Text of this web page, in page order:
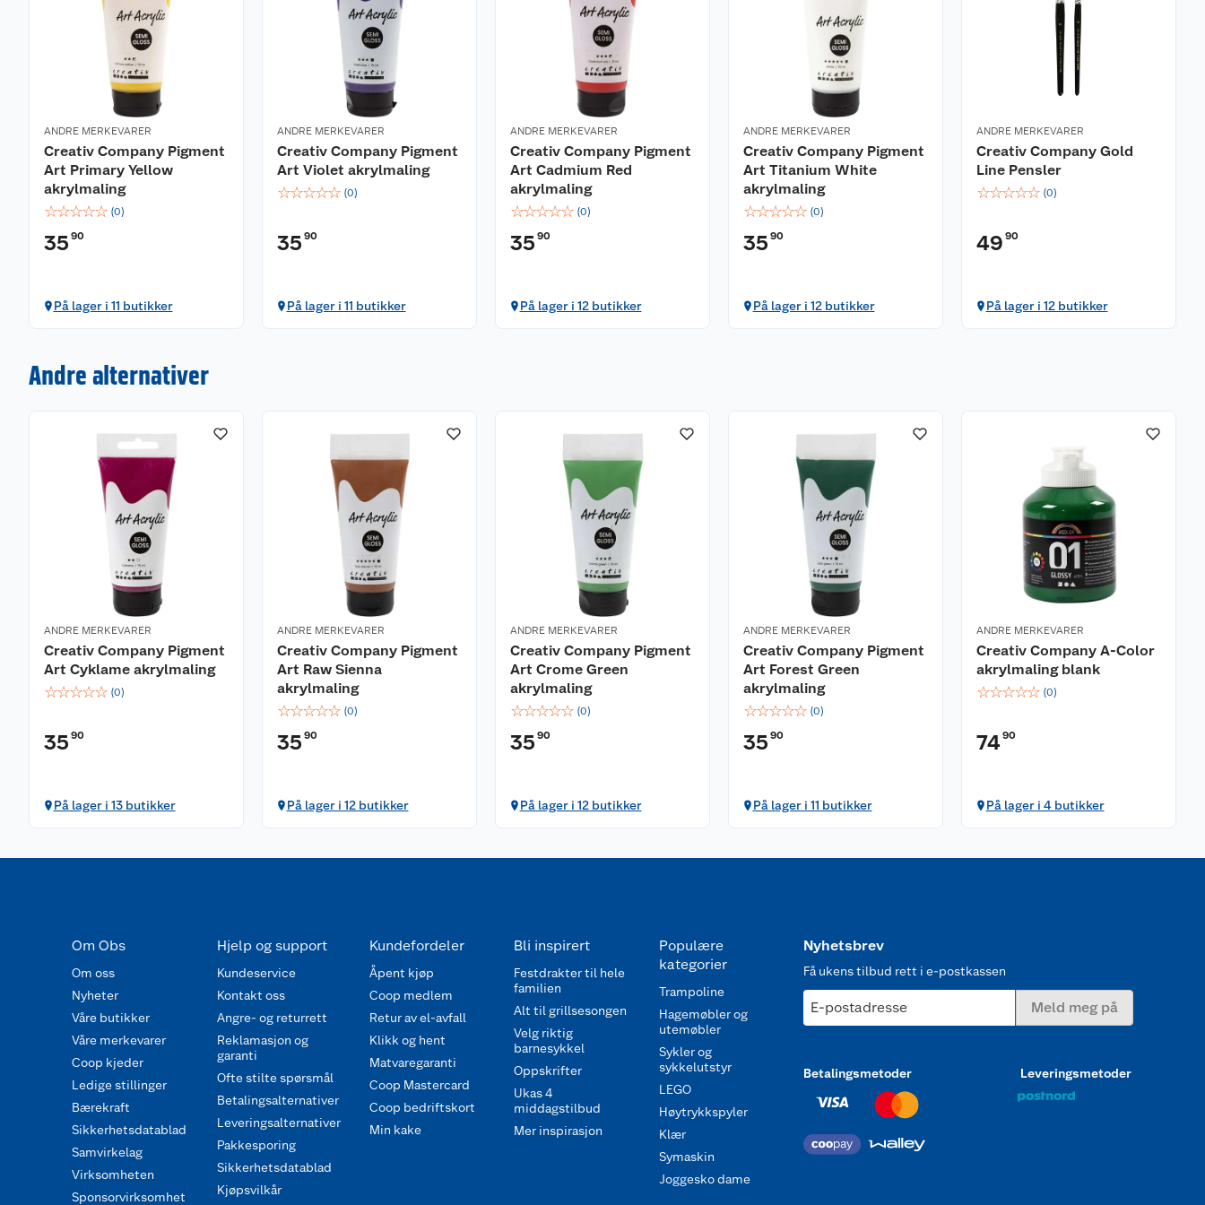
ANDRE MERKEVARER
Creativ Company Pigment
Art Primary Yellow
akrylmaling
☆☆☆☆☆ (0)
35 90
På lager i 11 butikker
ANDRE MERKEVARER
Creativ Company Pigment
Art Violet akrylmaling
☆☆☆☆☆ (0)
35 90
På lager i 11 butikker
ANDRE MERKEVARER
Creativ Company Pigment
Art Cadmium Red
akrylmaling
☆☆☆☆☆ (0)
35 90
På lager i 12 butikker
ANDRE MERKEVARER
Creativ Company Pigment
Art Titanium White
akrylmaling
☆☆☆☆☆ (0)
35 90
På lager i 12 butikker
ANDRE MERKEVARER
Creativ Company Gold
Line Pensler
☆☆☆☆☆ (0)
49 90
På lager i 12 butikker
Andre alternativer
ANDRE MERKEVARER
Creativ Company Pigment
Art Cyklame akrylmaling
☆☆☆☆☆ (0)
35 90
På lager i 13 butikker
ANDRE MERKEVARER
Creativ Company Pigment
Art Raw Sienna
akrylmaling
☆☆☆☆☆ (0)
35 90
På lager i 12 butikker
ANDRE MERKEVARER
Creativ Company Pigment
Art Crome Green
akrylmaling
☆☆☆☆☆ (0)
35 90
På lager i 12 butikker
ANDRE MERKEVARER
Creativ Company Pigment
Art Forest Green
akrylmaling
☆☆☆☆☆ (0)
35 90
På lager i 11 butikker
ANDRE MERKEVARER
Creativ Company A-Color
akrylmaling blank
☆☆☆☆☆ (0)
7490
På lager i 4 butikker
Om Obs
Om oss
Nyheter
Våre butikker
Våre merkevarer
Coop kjeder
Ledige stillinger
Bærekraft
Sikkerhetsdatablad
Samvirkelag
Virksomheten
Sponsorvirksomhet
Hjelp og support
Kundeservice
Kontakt oss
Angre- og returrett
Reklamasjon og
garanti
Ofte stilte spørsmål
Betalingsalternativer
Leveringsalternativer
Pakkesporing
Sikkerhetsdatablad
Kjøpsvilkår
Kundefordeler
Åpent kjøp
Coop medlem
Retur av el-avfall
Klikk og hent
Matvaregaranti
Coop Mastercard
Coop bedriftskort
Min kake
Bli inspirert
Festdrakter til hele
familien
Alt til grillsesongen
Velg riktig
barnesykkel
Oppskrifter
Ukas 4
middagstilbud
Mer inspirasjon
Populære
kategorier
Trampoline
Hagemøbler og
utemøbler
Sykler og
sykkelutstyr
LEGO
Høytrykkspyler
Klær
Symaskin
Joggesko dame
Nyhetsbrev
Få ukens tilbud rett i e-postkassen
E-postadresse Meld meg på
Betalingsmetoder Leveringsmetoder